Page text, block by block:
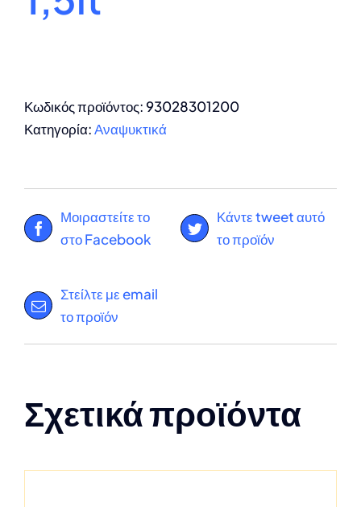
Κωδικός προϊόντος: 93028301200
Κατηγορία:Αναψυκτικά
Μοιραστείτε το
στο Facebook
Κάντε tweet αυτό
το προϊόν
Στείλτε με email
το προϊόν
Σχετικά προϊόντα